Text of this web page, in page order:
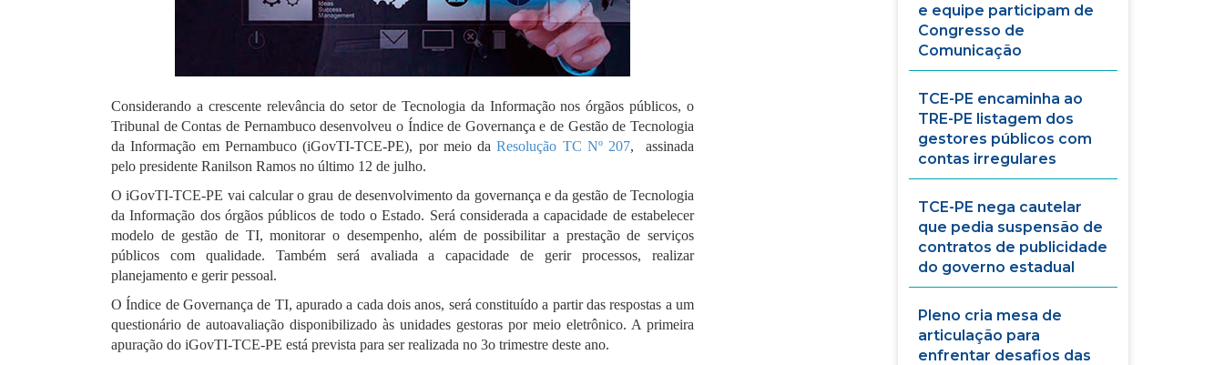
Considerando a crescente relevância do setor de Tecnologia da Informação nos órgãos públicos, o
Tribunal de Contas de Pernambuco desenvolveu o Índice de Governança e de Gestão de Tecnologia
da Informação em Pernambuco (iGovTI-TCE-PE), por meio daResolução TC Nº 207, assinada
pelo presidente Ranilson Ramos no último 12 de julho.
O iGovTI-TCE-PE vai calcular o grau de desenvolvimento da governança e da gestão de Tecnologia
da Informação dos órgãos públicos de todo o Estado. Será considerada a capacidade de estabelecer
modelo de gestão de TI, monitorar o desempenho, além de possibilitar a prestação de serviços
públicos com qualidade. Também será avaliada a capacidade de gerir processos, realizar
planejamento e gerir pessoal.
O Índice de Governança de TI, apurado a cada dois anos, será constituído a partir das respostas a um
questionário de autoavaliação disponibilizado às unidades gestoras por meio eletrônico. A primeira
apuração do iGovTI-TCE-PE está prevista para ser realizada no 3o trimestre deste ano.
e equipe participam de
Congresso de
Comunicação
TCE-PE encaminha ao
TRE-PE listagem dos
gestores públicos com
contas irregulares
TCE-PE nega cautelar
que pedia suspensão de
contratos de publicidade
do governo estadual
Pleno cria mesa de
articulação para
enfrentar desafios das